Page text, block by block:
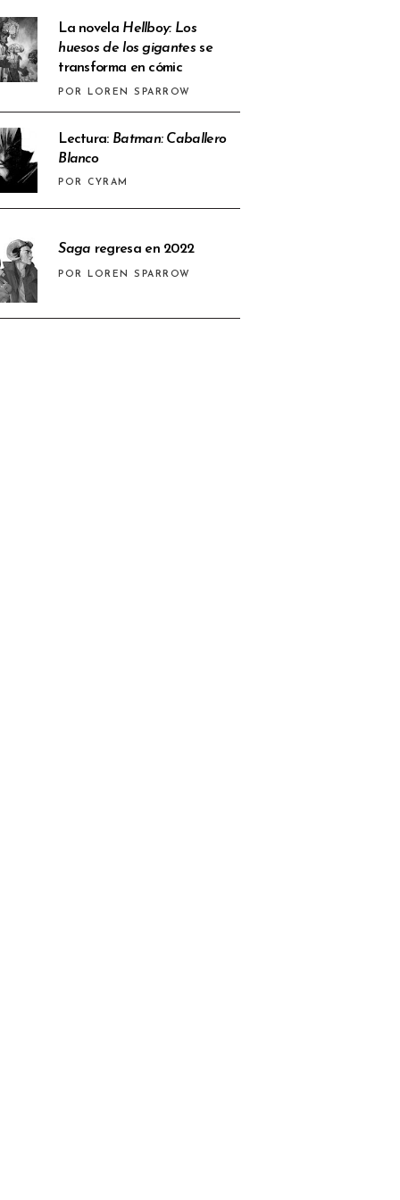
La novela Hellboy: Los
huesos de los gigantesse
transforma en cómic
POR LOREN SPARROW
Lectura: Batman: Caballero
Blanco
POR CYRAM
Saga regresa en 2022
POR LOREN SPARROW